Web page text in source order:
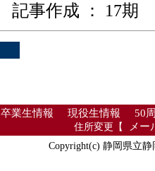
記事作成 ： 17期
卒業生情報 現役生情報
50
住所変更【
メー
Copyright(c) 静岡県立